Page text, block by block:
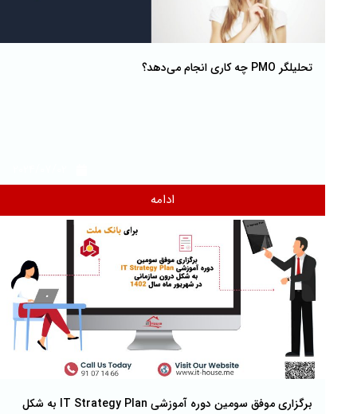
تحلیلگر PMO چه کاری انجام می‌دهد؟
ادامه
برگزاری موفق سومین دوره آموزشی IT Strategy Plan به شکل